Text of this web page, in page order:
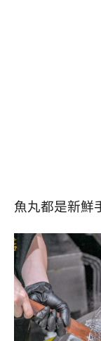
魚丸都是新鮮